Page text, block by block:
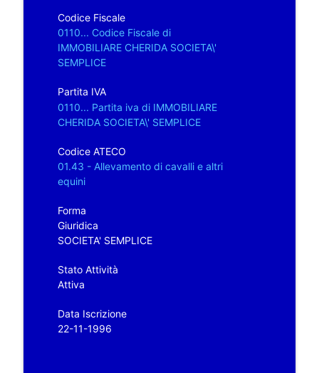
Codice Fiscale
0110... Codice Fiscale di
IMMOBILIARE CHERIDA SOCIETA\'
SEMPLICE
Partita IVA
0110... Partita iva di IMMOBILIARE
CHERIDA SOCIETA\' SEMPLICE
Codice ATECO
01.43 - Allevamento di cavalli e altri
equini
Forma
Giuridica
SOCIETA' SEMPLICE
Stato Attività
Attiva
Data Iscrizione
22-11-1996